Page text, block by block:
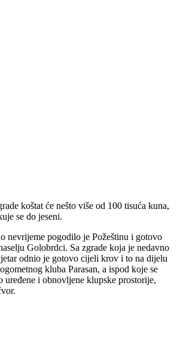
koštat će nešto više od 100 tisuća kuna,
se do jeseni.
nevrijeme pogodilo je Požeštinu i gotovo
Golobrdci. Sa zgrade koja je nedavno
odnio je gotovo cijeli krov i to na dijelu
kluba Parasan, a ispod koje se
uređene i obnovljene klupske prostorije,